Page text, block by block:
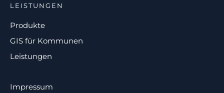
LEISTUNGEN
Produkte
GIS für Kommunen
Leistungen
Impressum